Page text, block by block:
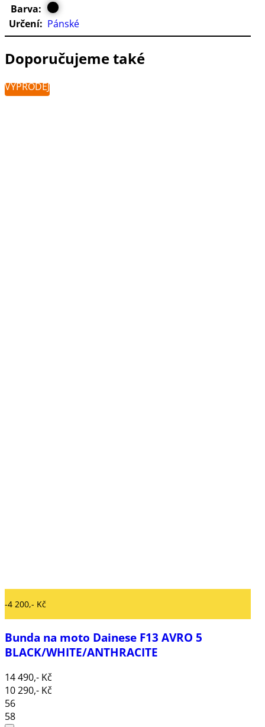
Barva:
Určení: Pánské
Doporučujeme také
VÝPRODEJ
-4 200,- Kč
Bunda na moto Dainese F13 AVRO 5
BLACK/WHITE/ANTHRACITE
14 490,- Kč
10 290,- Kč
56
58